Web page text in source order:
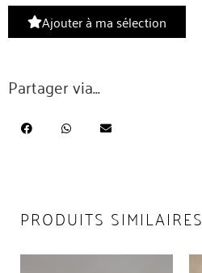
Ajouter à ma sélection
Partager via...
PRODUITS SIMILAIRES